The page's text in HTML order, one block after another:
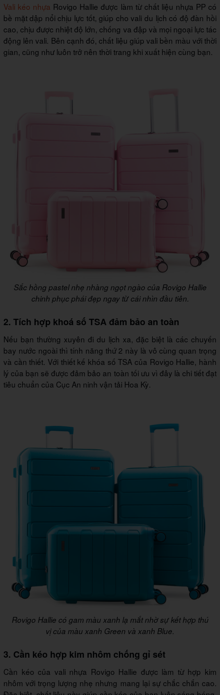
Vali kéo nhựa Rovigo Hallie được làm từ chất liệu nhựa PP có
bề mặt dập nổi chịu lực tốt, giúp cho vali du lịch có độ đàn hồi
cao, chịu được nhiệt độ lớn, chống va đập và mọi ngoại lực tác
động lên vali. Bên cạnh đó, chất liệu giúp vali bền màu với thời
gian, cũng như luôn trở nên thời trang khi xuất hiện cùng bạn.
Sắc hồng pastel nhẹ nhàng ngọt ngào của Rovigo Hallie
chinh phục phái đẹp ngay từ cái nhìn đầu tiên.
2. Tích hợp khoá số TSA đảm bảo an toàn
Nếu bạn thường xuyên đi du lịch xa, đặc biệt là các chuyến
bay nước ngoài thì tính năng thứ 2 này là vô cùng quan trọng
và cần thiết. Với thiết kế khóa số TSA của Rovigo Hallie, hành
lý của bạn sẽ được đảm bảo an toàn tối ưu vì đây là chi tiết đạt
tiêu chuẩn của Cục An ninh vận tải Hoa Kỳ.
Rovigo Hallie có gam màu xanh lạ mắt nhờ sự kết hợp thú
vị của màu xanh Green và xanh Blue.
3. Cần kéo hợp kim nhôm chống gỉ sét
Cần kéo của vali nhựa Rovigo Hallie được làm từ hợp kim
nhôm với trọng lượng nhẹ nhưng mang lại sự chắc chắn cao.